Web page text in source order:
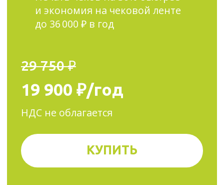
Книга учёта доходов
Освобождает от рутинных задач.
Берёт на себя бухгалтерию. Сама
и расходов в электронном виде,
напоминает о налогах
и декларациях и помогает
отправить отчётность,
документы прошедших периодов
в актуальном формате.